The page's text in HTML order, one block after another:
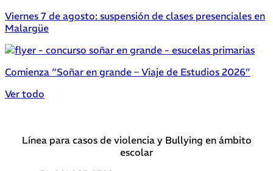
Viernes 7 de agosto: suspensión de clases presenciales en
Malargüe
Comienza “Soñar en grande – Viaje de Estudios 2026”
Ver todo
Línea para casos de violencia y Bullying en ámbito
escolar